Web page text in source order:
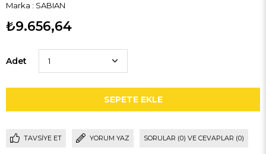
Marka : SABIAN
₺9.656,64
Adet
TAVSIYE ET YORUM YAZ SORULAR (0) VE CEVAPLAR (0)